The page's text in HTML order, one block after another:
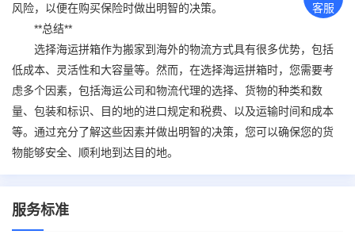
风险，以便在购买保险时做出明智的决策。
**总结**
选择海运拼箱作为搬家到海外的物流方式具有很多优势，包括
低成本、灵活性和大容量等。然而，在选择海运拼箱时，您需要考
虑多个因素，包括海运公司和物流代理的选择、货物的种类和数
量、包装和标识、目的地的进口规定和税费、以及运输时间和成本
等。通过充分了解这些因素并做出明智的决策，您可以确保您的货
物能够安全、顺利地到达目的地。
服务标准
客服